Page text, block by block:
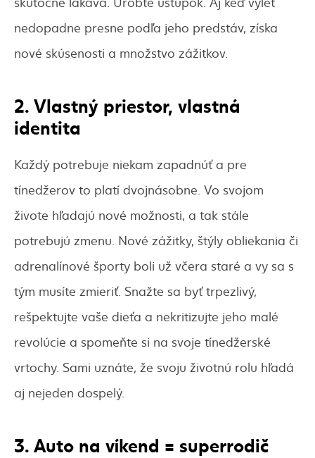
nedopadne presne podľa jeho predstáv, získa
nové skúsenosti a množstvo zážitkov.
2. Vlastný priestor, vlastná
identita
Každý potrebuje niekam zapadnúť a pre
tínedžerov to platí dvojnásobne. Vo svojom
živote hľadajú nové možnosti, a tak stále
potrebujú zmenu. Nové zážitky, štýly obliekania či
adrenalínové športy boli už včera staré a vy sa s
tým musíte zmieriť. Snažte sa byť trpezlivý,
rešpektujte vaše dieťa a nekritizujte jeho malé
revolúcie a spomeňte si na svoje tínedžerské
vrtochy. Sami uznáte, že svoju životnú rolu hľadá
aj nejeden dospelý.
3. Auto na víkend = superrodič